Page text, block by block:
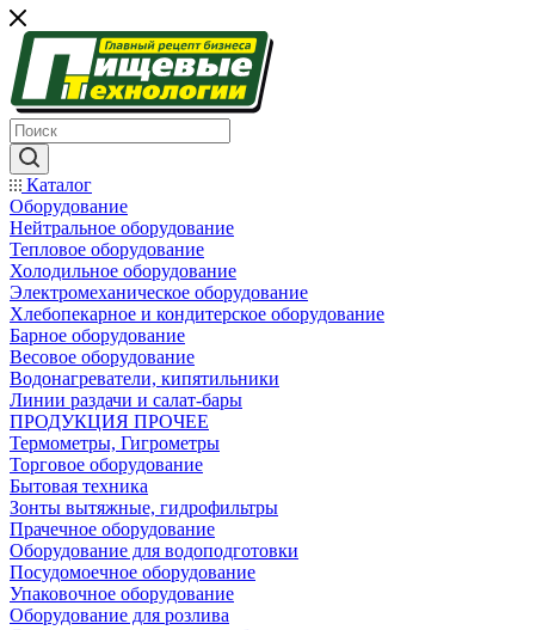
Каталог
Оборудование
Нейтральное оборудование
Тепловое оборудование
Холодильное оборудование
Электромеханическое оборудование
Хлебопекарное и кондитерское оборудование
Барное оборудование
Весовое оборудование
Водонагреватели, кипятильники
Линии раздачи и салат-бары
ПРОДУКЦИЯ ПРОЧЕЕ
Термометры, Гигрометры
Торговое оборудование
Бытовая техника
Зонты вытяжные, гидрофильтры
Прачечное оборудование
Оборудование для водоподготовки
Посудомоечное оборудование
Упаковочное оборудование
Оборудование для розлива